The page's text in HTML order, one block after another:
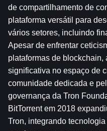
de compartilhamento de
plataforma versátil para
vários setores, incluindo
Apesar de enfrentar
plataformas de blockchain,
significativa no espaço de
comunidade dedicada e
governança da Tron
BitTorrent em 2018
Tron, integrando